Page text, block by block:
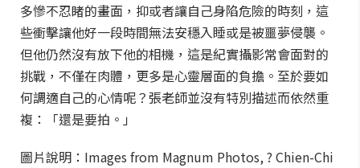
多慘不忍睹的畫面，抑或者讓自己身陷危險的時刻，這
些衝擊讓他好一段時間無法安穩入睡或是被噩夢侵襲。
但他仍然沒有放下他的相機，這是紀實攝影常會面對的
挑戰，不僅在肉體，更多是心靈層面的負擔。至於要如
何調適自己的心情呢？張老師並沒有特別描述而依然重
複：「還是要拍。」
圖片說明：Images from Magnum Photos, ? Chien-Chi